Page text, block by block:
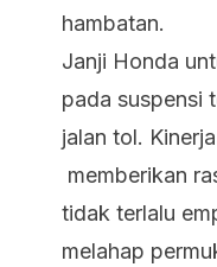
hambatan.
Janji Honda
pada suspensi
jalan tol.
memberikan
tidak terlalu
melahap